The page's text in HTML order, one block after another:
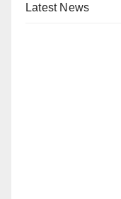
Latest News